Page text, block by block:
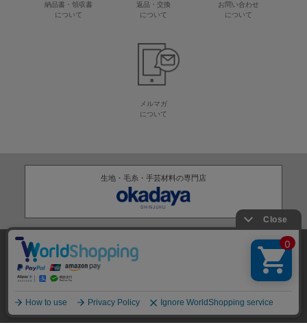
納品書・領収書
について
返品・交換
について
お問い合わせ
について
メルマガ
について
生地・毛糸・手芸材料の専門店
株式会社オカダヤ
特定商取引法に基づく表記 サイトマップ
2012-2026OKADAYA CO.,LTD.